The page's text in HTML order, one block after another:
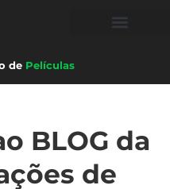
de Películas
BLOG da
de